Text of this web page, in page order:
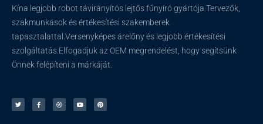
Kína legjobb robot távirányítós lejtős fűnyíró gyártója.Tervezők,
szakmunkások és értékesítési szakemberek
tapasztalattal.Versenyképes árelőny és legjobb értékesítési
szolgáltatás.Elfogadjuk az OEM megrendelést, hogy segítsünk
Önnek felépíteni a márkáját.
i
t
t
c
e
b
e
p
e
u
t
u
n
t
e